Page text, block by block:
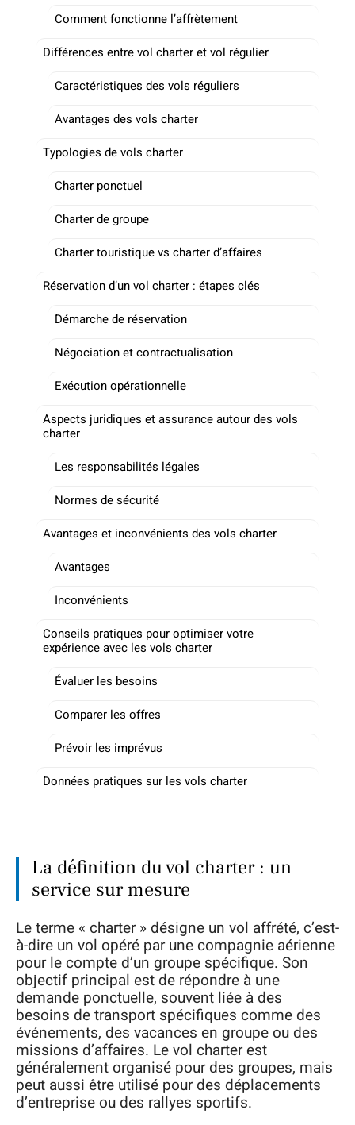
Comment fonctionne l’affrètement
Différences entre vol charter et vol régulier
Caractéristiques des vols réguliers
Avantages des vols charter
Typologies de vols charter
Charter ponctuel
Charter de groupe
Charter touristique vs charter d’affaires
Réservation d’un vol charter : étapes clés
Démarche de réservation
Négociation et contractualisation
Exécution opérationnelle
Aspects juridiques et assurance autour des vols
charter
Les responsabilités légales
Normes de sécurité
Avantages et inconvénients des vols charter
Avantages
Inconvénients
Conseils pratiques pour optimiser votre
expérience avec les vols charter
Évaluer les besoins
Comparer les offres
Prévoir les imprévus
Données pratiques sur les vols charter
La définition du vol charter : un
service sur mesure
Le terme « charter » désigne un vol affrété, c’est-
à-dire un vol opéré par une compagnie aérienne
pour le compte d’un groupe spécifique. Son
objectif principal est de répondre à une
demande ponctuelle, souvent liée à des
besoins de transport spécifiques comme des
événements, des vacances en groupe ou des
missions d’affaires. Le vol charter est
généralement organisé pour des groupes, mais
peut aussi être utilisé pour des déplacements
d’entreprise ou des rallyes sportifs.